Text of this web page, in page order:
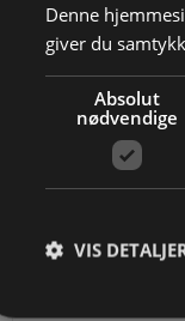
produkter
Denne
giver du
Absolut
nødvendige
VIS